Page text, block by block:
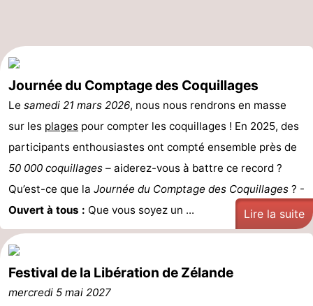
Journée du Comptage des Coquillages
Le samedi 21 mars 2026, nous nous rendrons en masse
sur les plages pour compter les coquillages ! En 2025, des
participants enthousiastes ont compté ensemble près de
50 000 coquillages – aiderez-vous à battre ce record ?
Qu’est-ce que la Journée du Comptage des Coquillages ? -
Ouvert à tous : Que vous soyez un ... Lire la suite
Festival de la Libération de Zélande
mercredi 5 mai 2027